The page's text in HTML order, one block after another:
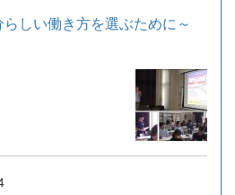
しい働き方を選ぶために～